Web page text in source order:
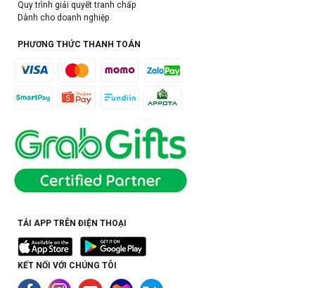
Quy trình giải quyết tranh chấp
Dành cho doanh nghiệp
PHƯƠNG THỨC THANH TOÁN
TẢI APP TRÊN ĐIỆN THOẠI
KẾT NỐI VỚI CHÚNG TÔI